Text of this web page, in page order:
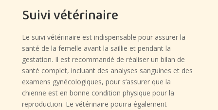
Suivi vétérinaire
Le suivi vétérinaire est indispensable pour assurer la
santé de la femelle avant la saillie et pendant la
gestation. Il est recommandé de réaliser un bilan de
santé complet, incluant des analyses sanguines et des
examens gynécologiques, pour s’assurer que la
chienne est en bonne condition physique pour la
reproduction. Le vétérinaire pourra également